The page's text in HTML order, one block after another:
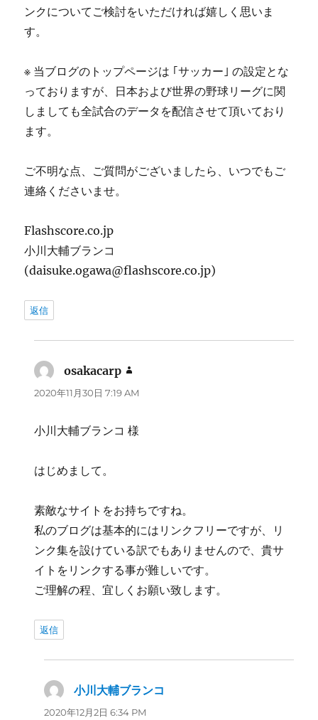
ンクについてご検討をいただければ嬉しく思いま
す。
※ 当ブログのトップページは ｢サッカー｣ の設定とな
っておりますが、日本および世界の野球リーグに関
しましても全試合のデータを配信させて頂いており
ます。
ご不明な点、ご質問がございましたら、いつでもご
連絡くださいませ。
Flashscore.co.jp
小川大輔ブランコ
(daisuke.ogawa@flashscore.co.jp)
返信
osakacarp
り:
2020年11月30日 7:19 AM
小川大輔ブランコ 様
はじめまして。
素敵なサイトをお持ちですね。
私のブログは基本的にはリンクフリーですが、リ
ンク集を設けている訳でもありませんので、貴サ
イトをリンクする事が難しいです。
ご理解の程、宜しくお願い致します。
返信
小川大輔ブランコ
2020年12月2日 6:34 PM